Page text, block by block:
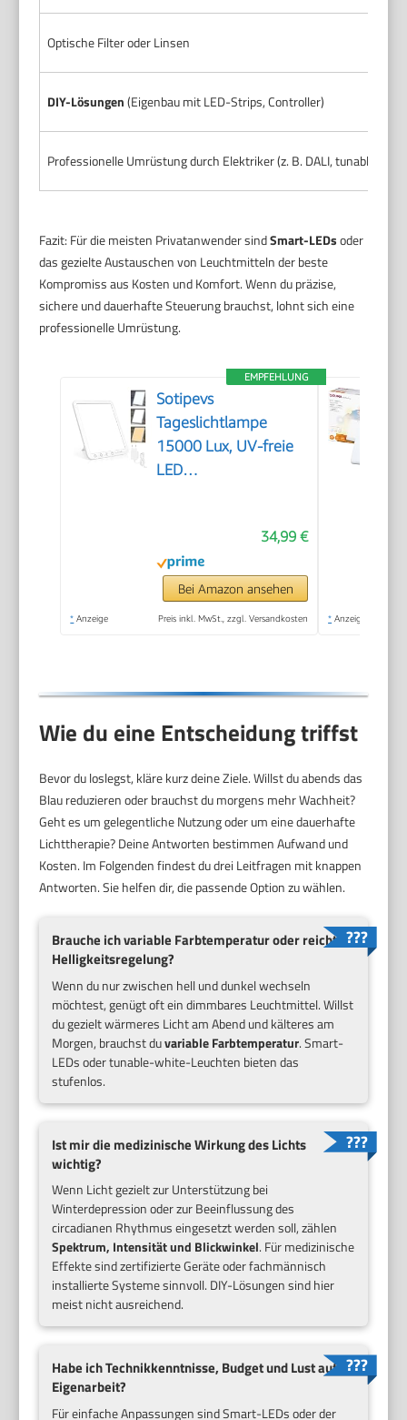
Optische Filter oder Linsen
DIY-Lösungen(Eigenbau mit LED-Strips, Controller)
Professionelle Umrüstung durch Elektriker (z. B. DALI, tunable
Fazit: Für die meisten Privatanwender sindSmart-LEDsoder
das gezielte Austauschen von Leuchtmitteln der beste
Kompromiss aus Kosten und Komfort. Wenn du präzise,
sichere und dauerhafte Steuerung brauchst, lohnt sich eine
professionelle Umrüstung.
EMPFEHLUNG
Sotipevs
Tageslichtlampe
15000 Lux, UV-freie
LED
Daylight Lampe,
Touch-Control
Sonnenlicht Lampe,
Vollspektrumlampe
34,99 €
Bei Amazon ansehen
* Anzeige Preis inkl. MwSt., zzgl. Versandkosten * Anzeige
Wie du eine Entscheidung triffst
Bevor du loslegst, kläre kurz deine Ziele. Willst du abends das
Blau reduzieren oder brauchst du morgens mehr Wachheit?
Geht es um gelegentliche Nutzung oder um eine dauerhafte
Lichttherapie? Deine Antworten bestimmen Aufwand und
Kosten. Im Folgenden findest du drei Leitfragen mit knappen
Antworten. Sie helfen dir, die passende Option zu wählen.
Brauche ich variable Farbtemperatur oder reicht
Helligkeitsregelung?
Wenn du nur zwischen hell und dunkel wechseln
möchtest, genügt oft ein dimmbares Leuchtmittel. Willst
du gezielt wärmeres Licht am Abend und kälteres am
Morgen, brauchst duvariable Farbtemperatur. Smart-
LEDs oder tunable-white-Leuchten bieten das
stufenlos.
Ist mir die medizinische Wirkung des Lichts
wichtig?
Wenn Licht gezielt zur Unterstützung bei
Winterdepression oder zur Beeinflussung des
circadianen Rhythmus eingesetzt werden soll, zählen
Spektrum, Intensität und Blickwinkel. Für medizinische
Effekte sind zertifizierte Geräte oder fachmännisch
installierte Systeme sinnvoll. DIY-Lösungen sind hier
meist nicht ausreichend.
Habe ich Technikkenntnisse, Budget und Lust auf
Eigenarbeit?
Für einfache Anpassungen sind Smart-LEDs oder der